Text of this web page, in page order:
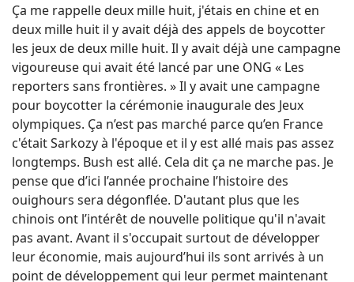
Ça me rappelle deux mille huit, j'étais en chine et en
deux mille huit il y avait déjà des appels de boycotter
les jeux de deux mille huit. Il y avait déjà une campagne
vigoureuse qui avait été lancé par une ONG « Les
reporters sans frontières. » Il y avait une campagne
pour boycotter la cérémonie inaugurale des Jeux
olympiques. Ça n’est pas marché parce qu’en France
c'était Sarkozy à l'époque et il y est allé mais pas assez
longtemps. Bush est allé. Cela dit ça ne marche pas. Je
pense que d’ici l’année prochaine l’histoire des
ouighours sera dégonflée. D'autant plus que les
chinois ont l’intérêt de nouvelle politique qu'il n'avait
pas avant. Avant il s'occupait surtout de développer
leur économie, mais aujourd’hui ils sont arrivés à un
point de développement qui leur permet maintenant